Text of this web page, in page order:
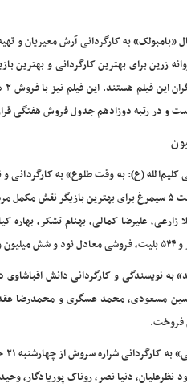
«بامبولک» به کارگردانی آرش معیریان
برنده ۲ پروانه زرین برای بهترین
و در رتبه دوزادهم جدول فروش هفتگی
کلیم‌الله (ع): به وقت طلوع» به
حضور داشت و توانست ۵ سیمرغ برای بهترین
زارعی، علیرضا کمالی، بهنام تشکر، بهاره
به نویسندگی و کارگردانی دانش
فروخت.
نظرعلیان، دنیا نصر، روناک پوریادگار،